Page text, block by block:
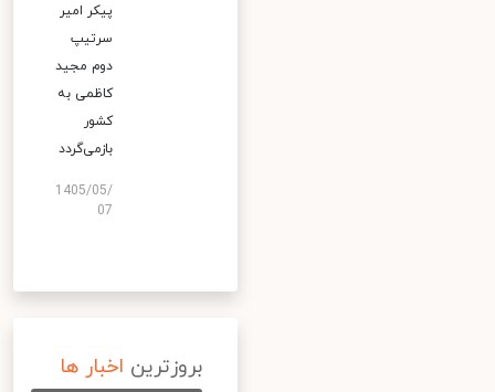
پیکر امیر
سرتیپ
دوم مجید
کاظمی به
کشور
بازمی‌گردد
1405/05/
07
بروزترین اخبار ها